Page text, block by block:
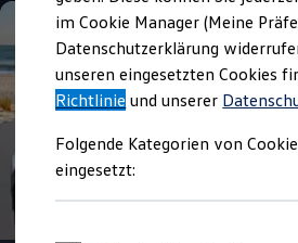
Sportwagen
Schnell verfügbare Fahrzeuge
Angebote und Produkte
Aktuelle Angebote
E-Auto-Förderung
Volkswagen Marktplatz
Junge Gebrauchtwagen
Volkswagen
Zubehör- und
im Cookie Manager (Meine
Datenschutzerklärung
unseren eingesetzten Cookies
Richtlinie und unserer
Folgende Kategorien von
eingesetzt: